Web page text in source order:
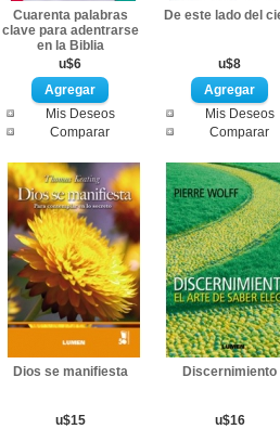
Cuarenta palabras
clave para adentrarse
en la Biblia
u$6
Mis Deseos
Comparar
De este lado del
u$8
Mis Deseos
Comparar
Dios se manifiesta
u$15
Discernimiento
u$16